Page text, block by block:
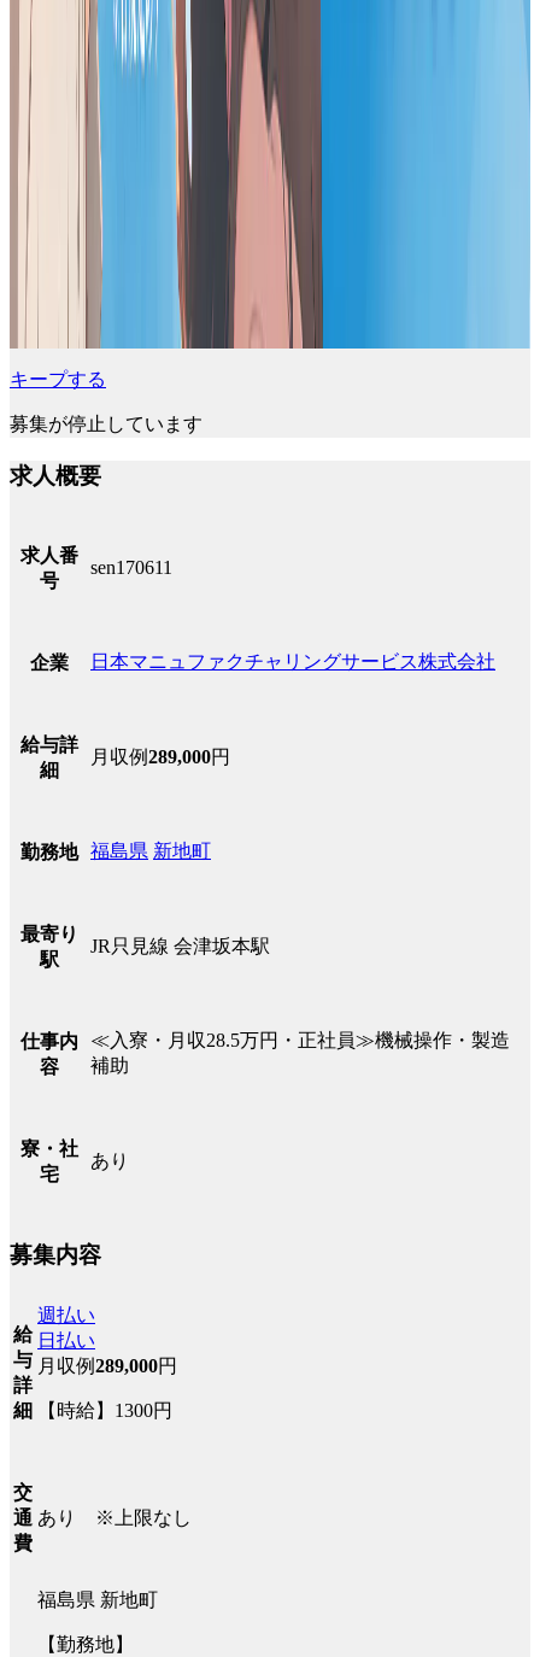
キープする
募集が停止しています
求人概要
求人番
号
sen170611
企業 日本マニュファクチャリングサービス株式会社
給与詳
細
月収例289,000円
勤務地 福島県 新地町
最寄り
駅
JR只見線 会津坂本駅
仕事内
容
≪入寮・月収28.5万円・正社員≫機械操作・製造
補助
寮・社
宅
あり
募集内容
給
与
詳
細
週払い
日払い
月収例289,000円
【時給】1300円
交
通
費
あり ※上限なし
福島県 新地町
【勤務地】